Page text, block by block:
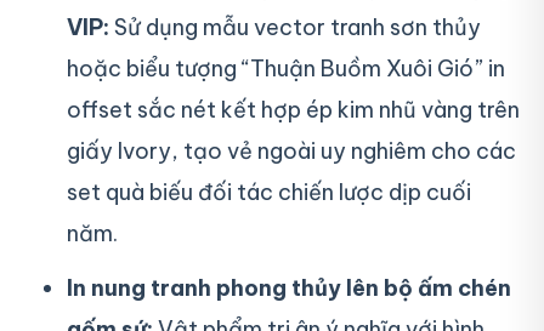
VIP: Sử dụng mẫu vector tranh sơn thủy
hoặc biểu tượng “Thuận Buồm Xuôi Gió” in
offset sắc nét kết hợp ép kim nhũ vàng trên
giấy Ivory, tạo vẻ ngoài uy nghiêm cho các
set quà biếu đối tác chiến lược dịp cuối
năm.
In nung tranh phong thủy lên bộ ấm chén